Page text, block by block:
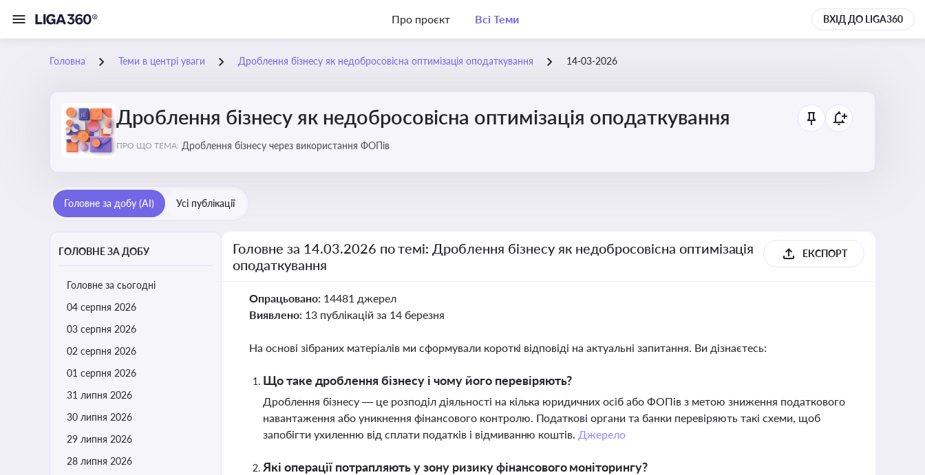
Про проєкт Всі Теми ВХІД ДО LIGA360
Головна Теми в центрі уваги Дроблення бізнесу як недобросовісна оптимізація оподаткування 14-03-2026
Дроблення бізнесу як недобросовісна оптимізація оподаткування
ПРО ЩО ТЕМА: Дроблення бізнесу через використання ФОПів
Головне за добу (AI) Усі публікації
ГОЛОВНЕ ЗА ДОБУ
Головне за сьогодні
04 серпня 2026
03 серпня 2026
02 серпня 2026
01 серпня 2026
31 липня 2026
30 липня 2026
29 липня 2026
28 липня 2026
Головне за 14.03.2026 по темі: Дроблення бізнесу як недобросовісна оптимізація
оподаткування
ЕКСПОРТ
Опрацьовано: 14481 джерел
Виявлено: 13 публікацій за 14 березня
На основі зібраних матеріалів ми сформували короткі відповіді на актуальні запитання. Ви дізнаєтесь:
Що таке дроблення бізнесу і чому його перевіряють?
Дроблення бізнесу — це розподіл діяльності на кілька юридичних осіб або ФОПів з метою зниження податкового
навантаження або уникнення фінансового контролю. Податкові органи та банки перевіряють такі схеми, щоб
запобігти ухиленню від сплати податків і відмиванню коштів. Джерело
Які операції потрапляють у зону ризику фінансового моніторингу?